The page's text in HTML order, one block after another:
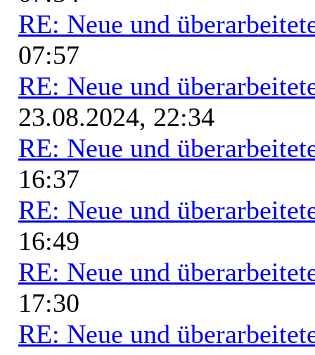
RE: Neue und
07:57
RE: Neue und
23.08.2024, 22:34
RE: Neue und
16:37
RE: Neue und
16:49
RE: Neue und
17:30
RE: Neue und